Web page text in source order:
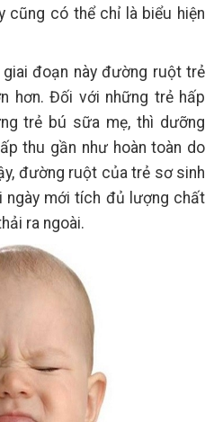
cũng có thể chỉ là biểu hiện
đoạn này đường ruột trẻ
hơn. Đối với những trẻ hấp
trẻ bú sữa mẹ, thì dưỡng
thu gần như hoàn toàn do
đường ruột của trẻ sơ sinh
ngày mới tích đủ lượng chất
ra ngoài.